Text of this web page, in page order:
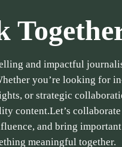
and impactful
you’re looking for
or strategic
content.Let’s
and bring
meaningful together.